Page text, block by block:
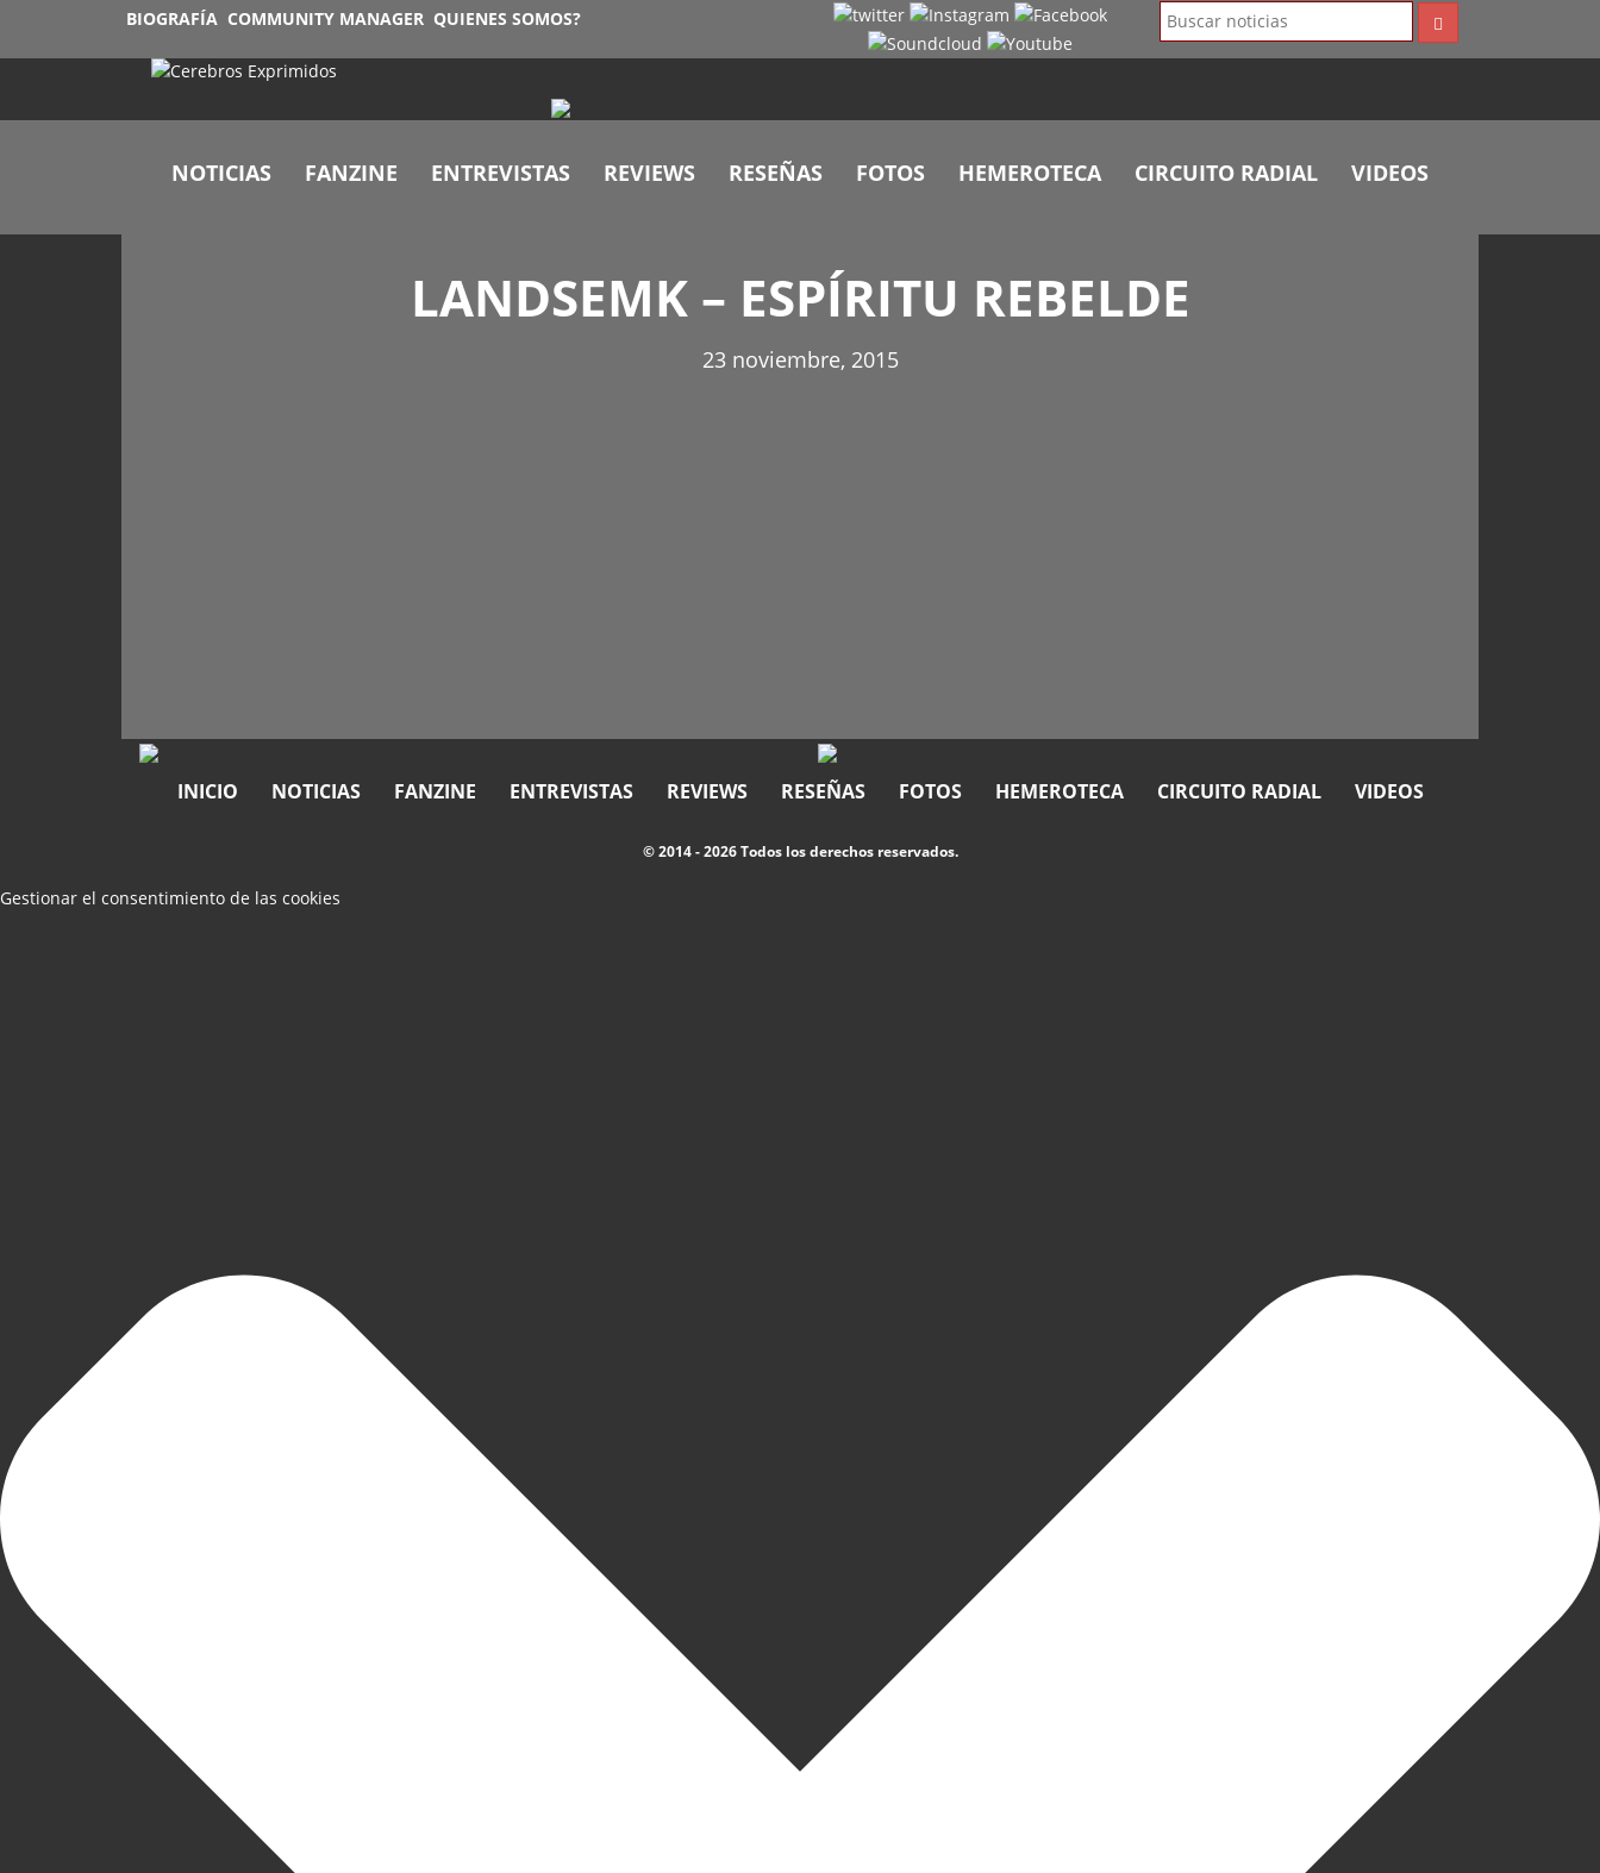
BIOGRAFÍA COMMUNITY MANAGER QUIENES SOMOS?
NOTICIAS FANZINE ENTREVISTAS REVIEWS RESEÑAS FOTOS HEMEROTECA CIRCUITO RADIAL VIDEOS
LANDSEMK – ESPÍRITU REBELDE
23 noviembre, 2015
INICIO NOTICIAS FANZINE ENTREVISTAS REVIEWS RESEÑAS FOTOS HEMEROTECA CIRCUITO RADIAL VIDEOS
© 2014 - 2026 Todos los derechos reservados.
Gestionar el consentimiento de las cookies